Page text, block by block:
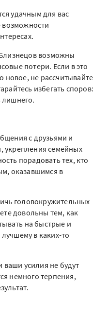
удачным для вас
возможности
возможны
потери. Если в это
новое, не рассчитывайте
избегать споров:
лишнего.
с друзьями и
укрепления семейных
порадовать тех, кто
оказавшимся в
головокружительных
довольны тем, как
на быстрые и
в каких-то
ваши усилия не будут
немного терпения,